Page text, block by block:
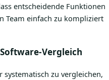
entscheidende Funktionen
Team einfach zu kompliziert
Vergleich
systematisch zu vergleichen,